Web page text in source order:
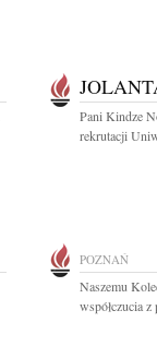
Pani Kindze
rekrutacji
POZNAŃ
Naszemu
współczucia